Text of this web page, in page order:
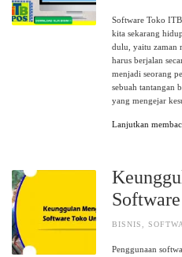
Software Toko
kita sekarang
dulu, yaitu zaman
harus berjalan
menjadi seorang
sebuah tantangan
yang mengejar
Lanjutkan
BISNIS ,
Penggunaan